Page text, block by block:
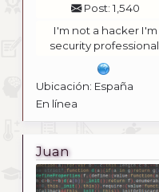
Post: 1,540
I'm not a hacker I'm
security professional.
Ubicación: España
En línea
Juan